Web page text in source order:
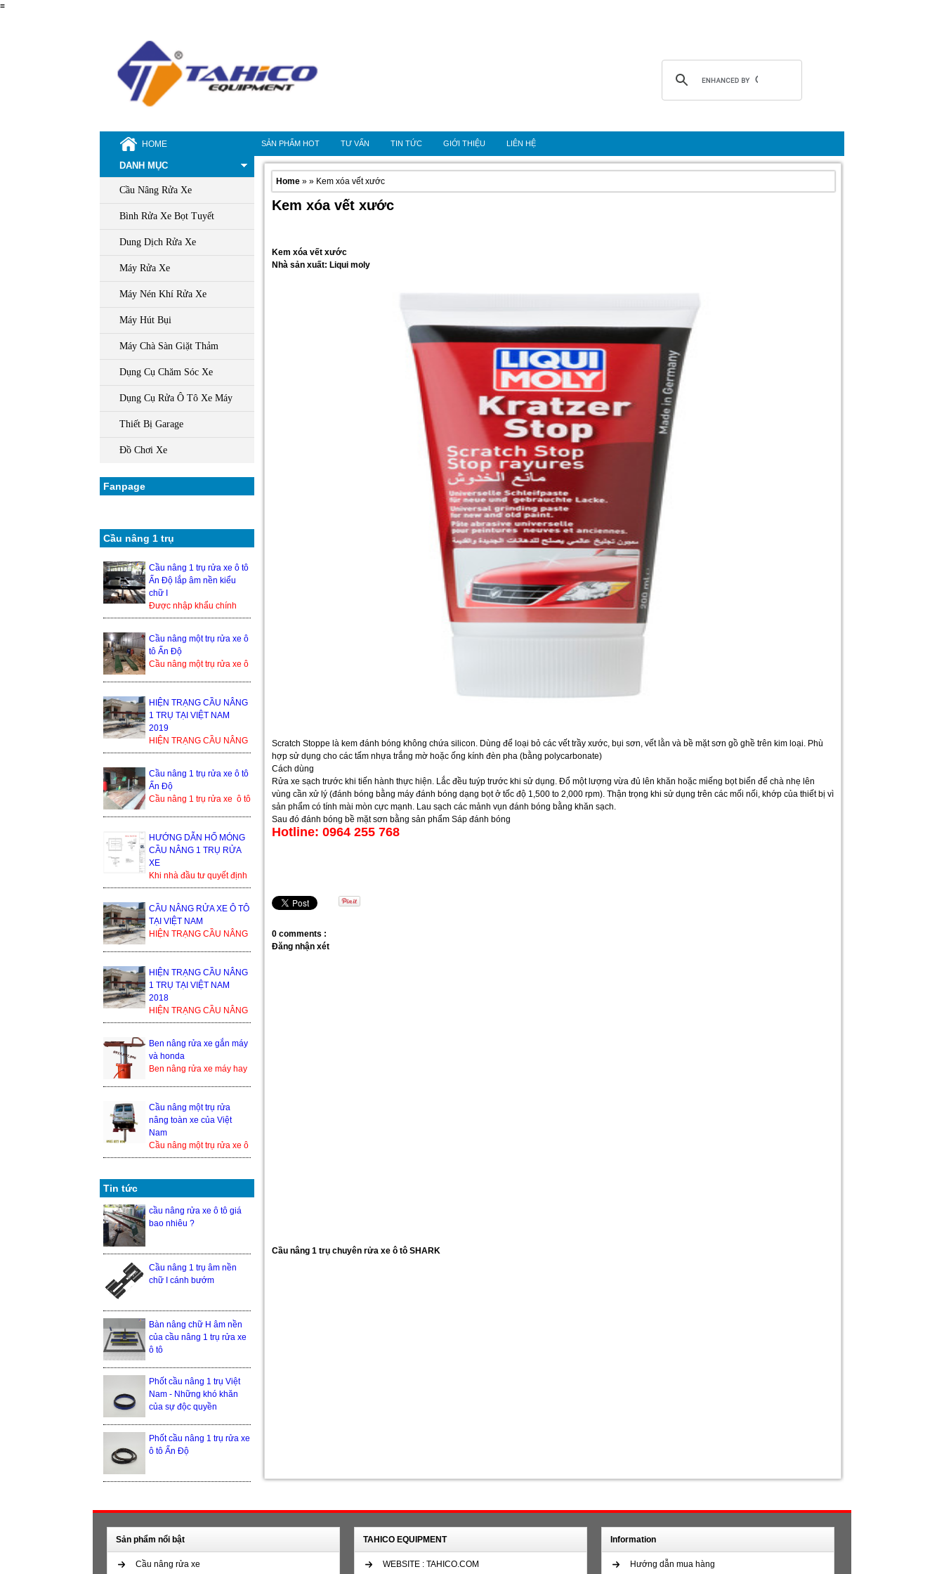
≡
HOME SẢN PHẨM HOT TƯ VẤN TIN TỨC GIỚI THIỆU LIÊN HỆ
DANH MỤC
Cầu Nâng Rửa Xe
Bình Rửa Xe Bọt Tuyết
Dung Dịch Rửa Xe
Máy Rửa Xe
Máy Nén Khí Rửa Xe
Máy Hút Bụi
Máy Chà Sàn Giặt Thảm
Dụng Cụ Chăm Sóc Xe
Dụng Cụ Rửa Ô Tô Xe Máy
Thiết Bị Garage
Đồ Chơi Xe
Fanpage
Cầu nâng 1 trụ
Cầu nâng 1 trụ rửa xe ô tô
Ấn Độ lắp âm nền kiểu
chữ I
Được nhập khẩu chính
hãng từ Ấn Độ, nên độ
nâng 1 trụ rửa xe ô ...
Cầu nâng một trụ rửa xe ô
tô Ấn Độ
Cầu nâng một trụ rửa xe ô
trong thị trường ...
HIỆN TRẠNG CẦU NÂNG
1 TRỤ TẠI VIỆT NAM
2019
HIỆN TRẠNG CẦU NÂNG
1 TRỤ TẠI VIỆT NAM
nâng xe ô tô, cầu nâng xe
1 trụ...
Cầu nâng 1 trụ rửa xe ô tô
Ấn Độ
Cầu nâng 1 trụ rửa xe ô tô
kiện sản xuất tạ...
HƯỚNG DẪN HỐ MÓNG
CẦU NÂNG 1 TRỤ RỬA
XE
Khi nhà đầu tư quyết định
lắp đặt cầu nâng 1 trụ, thì
bình thường họ sẽ nhận
được yêu cầu từ đơn ...
CẦU NÂNG RỬA XE Ô TÔ
TẠI VIỆT NAM
HIỆN TRẠNG CẦU NÂNG
nâng xe ô tô, cầu nâng xe
1 tr...
HIỆN TRẠNG CẦU NÂNG
1 TRỤ TẠI VIỆT NAM
2018
HIỆN TRẠNG CẦU NÂNG
1 TRỤ TẠI VIỆT NAM
2018 Trong thế giới cầu
nâng xe ô tô, cầu nâng xe
1 trụ ...
Ben nâng rửa xe gắn máy
và honda
Ben nâng rửa xe máy hay
thiết bị nâng hạ xe máy
đượ...
Cầu nâng một trụ rửa
nâng toàn xe của Việt
Nam
Cầu nâng một trụ rửa xe ô
tô nâng toàn xe của Việt
Tin tức
cầu nâng rửa xe ô tô giá
bao nhiêu ?
Cầu nâng 1 trụ âm nền
chữ I cánh bướm
Bàn nâng chữ H âm nền
của cầu nâng 1 trụ rửa xe
ô tô
Phốt cầu nâng 1 trụ Việt
Nam - Những khó khăn
của sự độc quyền
Phốt cầu nâng 1 trụ rửa xe
ô tô Ấn Độ
Home » » Kem xóa vết xước
Kem xóa vết xước
Kem xóa vết xước
Nhà sản xuất: Liqui moly
Scratch Stoppe là kem đánh bóng không chứa silicon. Dùng để loại bỏ các vết trầy xước, bụi sơn, vết lằn và bề mặt sơn gồ ghề trên kim loại. Phù
hợp sử dụng cho các tấm nhựa trắng mờ hoặc ống kính đèn pha (bằng polycarbonate)
Cách dùng
Rửa xe sạch trước khi tiến hành thực hiện. Lắc đều tuýp trước khi sử dụng. Đổ một lượng vừa đủ lên khăn hoặc miếng bọt biển để chà nhẹ lên
vùng cần xử lý (đánh bóng bằng máy đánh bóng dạng bọt ở tốc độ 1,500 to 2,000 rpm). Thận trọng khi sử dụng trên các mối nối, khớp của thiết bị vì
sản phẩm có tính mài mòn cực mạnh. Lau sạch các mảnh vụn đánh bóng bằng khăn sạch.
Sau đó đánh bóng bề mặt sơn bằng sản phẩm Sáp đánh bóng
Hotline: 0964 255 768
0 comments :
Đăng nhận xét
Cầu nâng 1 trụ chuyên rửa xe ô tô SHARK
Sản phẩm nổi bật
Cầu nâng rửa xe
TAHICO EQUIPMENT
WEBSITE : TAHICO.COM
Information
Hướng dẫn mua hàng